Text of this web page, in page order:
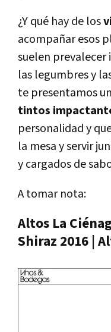
¿Y qué hay de los
acompañar esos
suelen prevalecer
las legumbres y
te presentamos
tintos
personalidad y
la mesa y servir
y cargados de
A tomar nota:
Altos La
Shiraz 2016 |